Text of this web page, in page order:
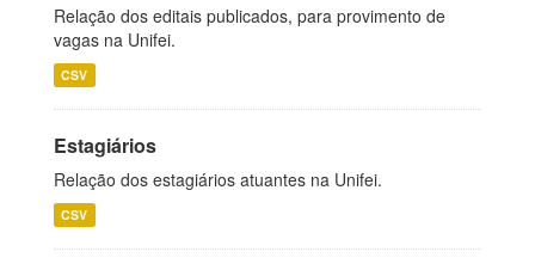
Relação dos editais publicados, para provimento de
vagas na Unifei.
CSV
Estagiários
Relação dos estagiários atuantes na Unifei.
CSV